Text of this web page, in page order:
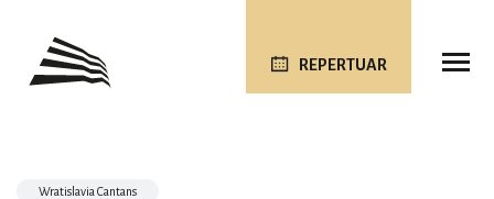
REPERTUAR
Wratislavia Cantans